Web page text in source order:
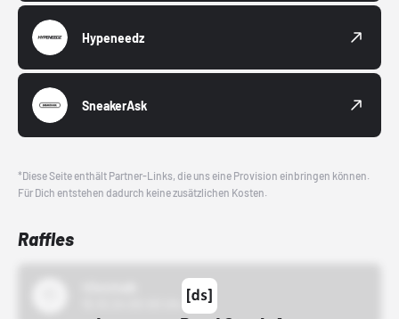
Hypeneedz
SneakerAsk
*Diese Seite enthält Partner-Links, die uns eine Provision einbringen können.
Für Dich entstehen dadurch keine zusätzlichen Kosten.
Raffles